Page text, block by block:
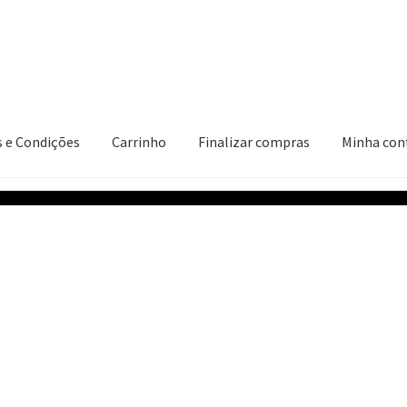
e Condições Carrinho Finalizar compras Minha
CarrinhoFinalizar comprasMinha conta